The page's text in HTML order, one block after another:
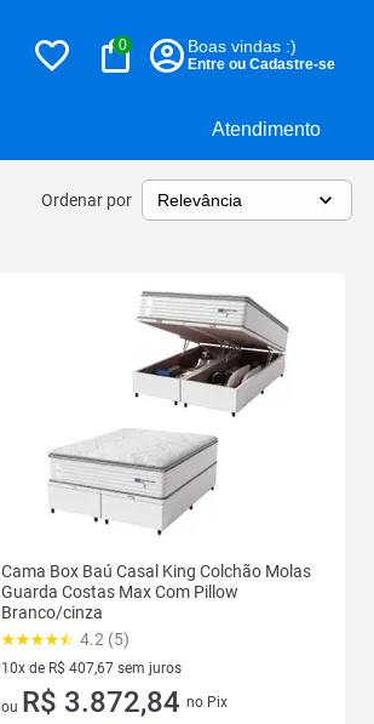
Atendimento
0 Boas vindas :)
Entre ou Cadastre-se
Ordenar por
Cama Box Baú Casal King Colchão Molas
Guarda Costas Max Com Pillow
Branco/cinza
4.2 (5)
10x de R$ 407,67 sem juros
10 vez de R$ 407,67 sem juros
ou R$ 3.872,84 no Pix